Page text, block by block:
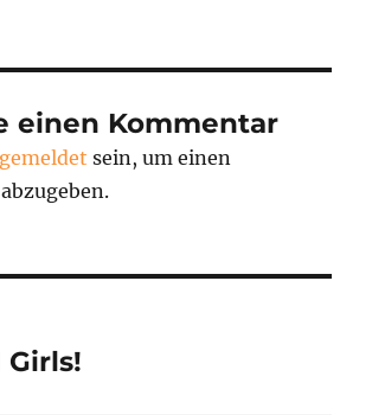
einen Kommentar
sein, um einen
Girls!